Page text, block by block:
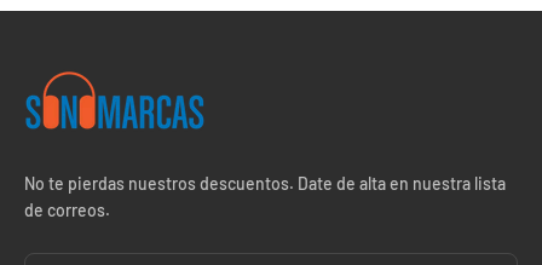
No te pierdas nuestros descuentos. Date de alta en nuestra lista
de correos.